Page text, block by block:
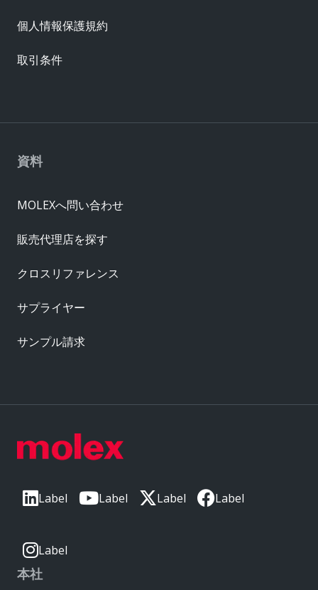
Label Label Label Label
Label
本社
資料
MOLEXへ問い合わせ
販売代理店を探す
クロスリファレンス
サプライヤー
サンプル請求
個人情報保護規約
取引条件